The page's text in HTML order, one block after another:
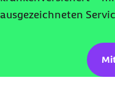
ausgezeichneten